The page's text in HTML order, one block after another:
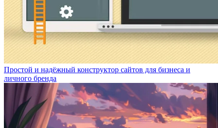
Простой и надёжный конструктор сайтов для бизнеса и
личного бренда